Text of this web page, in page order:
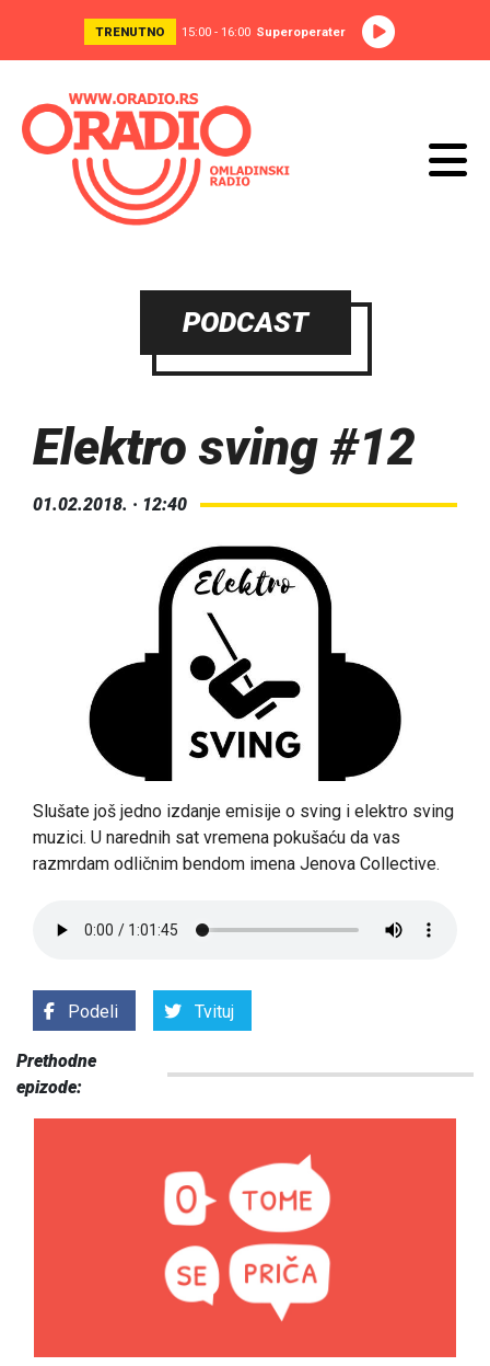
TRENUTNO 15:00 - 16:00 Superoperater
PODCAST
Elektro sving #12
01.02.2018. · 12:40
Slušate još jedno izdanje emisije o sving i elektro sving
muzici. U narednih sat vremena pokušaću da vas
razmrdam odličnim bendom imena Jenova Collective.
Podeli Tvituj
Prethodne
epizode: